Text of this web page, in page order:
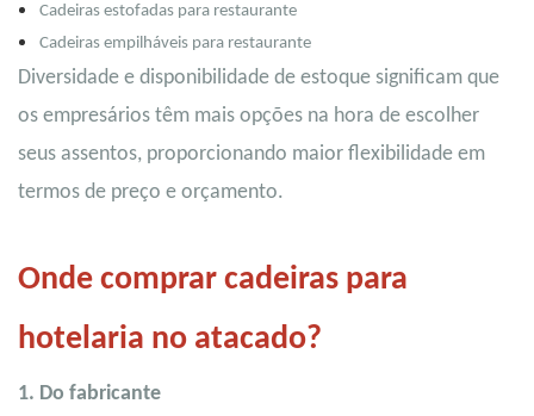
Cadeiras estofadas para restaurante
Cadeiras empilháveis ​​para restaurante
Diversidade e disponibilidade de estoque significam que
os empresários têm mais opções na hora de escolher
seus assentos, proporcionando maior flexibilidade em
termos de preço e orçamento.
Onde comprar cadeiras para
hotelaria no atacado?
1. Do fabricante